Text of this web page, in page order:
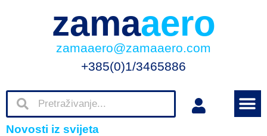
zamaaero
zamaaero@zamaaero.com
+385(0)1/3465886
Novosti iz svijeta